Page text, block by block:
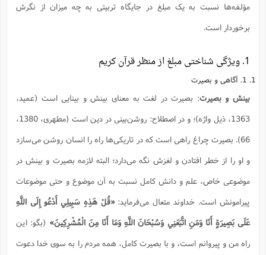
مؤلفه‌ها نسبت به یک مبلغ در جایگاه تربیتی به چه میزان از نگرش
برخوردار است.
1. ویژگی‌ شناختی مبلغ از منظر قرآن کریم
1. 1. آگاهی و بصیرت
بینش و بصیرت: بصیرت در لغت به معنای بینش و بینایی است (عمید،
1363، ذیل واژه)؛ و در اصطلاح: روشن‌بینی در دین است (مطهری، 1380،
66). بصیرت چراغ راهی است که در تاریکی‌ها راه را انسان روشن می‌سازد
و او را از خطر افتادن و لغزش نگه می‌دارد؛ البته لازمه بصیرت و بینش در
موضوعی خاص، علم و دانش کامل نسبت به آن موضوع و حتی موضوعات
پیرامونش است. خداوند متعال می‌فرماید: «قُلْ هَذِهِ سَبِيلِي أَدْعُو إِلَى اللَّهِ
عَلَى بَصِيرَةٍ أَنَا وَمَنِ اتَّبَعَنِي وَسُبْحَانَ اللَّهِ وَمَا أَنَا مِنَ الْمُشْرِكِينَ»(بگو: اين
راه من و پيروانم است، و با بصيرت كامل، همه مردم را به سوى خدا دعوت